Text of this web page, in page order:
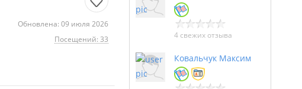
Обновлена: 09 июля 2026
Посещений: 33
4 свежих отзыва
Ковальчук Максим